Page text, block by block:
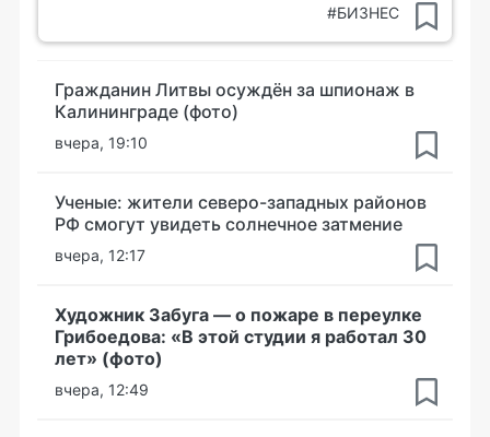
#БИЗНЕС
Гражданин Литвы осуждён за шпионаж в
Калининграде (фото)
вчера, 19:10
Ученые: жители северо-западных районов
РФ смогут увидеть солнечное затмение
вчера, 12:17
Художник Забуга — о пожаре в переулке
Грибоедова: «В этой студии я работал 30
лет» (фото)
вчера, 12:49